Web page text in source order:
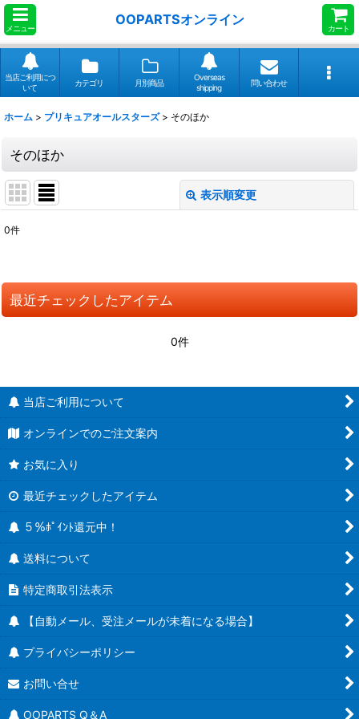
メニュー
OOPARTSオンライン
カート
当店ご利用につ
いて
カテゴリ 月別商品
Overseas
shipping
問い合わせ
ホーム > プリキュアオールスターズ > そのほか
そのほか
表示順変更
並び順:
0件
最近チェックしたアイテム
0件
当店ご利用について
オンラインでのご注文案内
お気に入り
最近チェックしたアイテム
５％ﾎﾟｲﾝﾄ還元中！
送料について
特定商取引法表示
【自動メール、受注メールが未着になる場合】
プライバシーポリシー
お問い合せ
OOPARTS Q＆A